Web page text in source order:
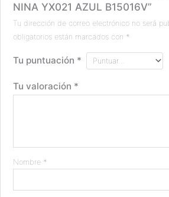
NINA YX021 AZUL B15016V”
Tu dirección de correo electrónico no será
obligatorios están marcados con *
Tu puntuación *
Tu valoración *
Nombre *